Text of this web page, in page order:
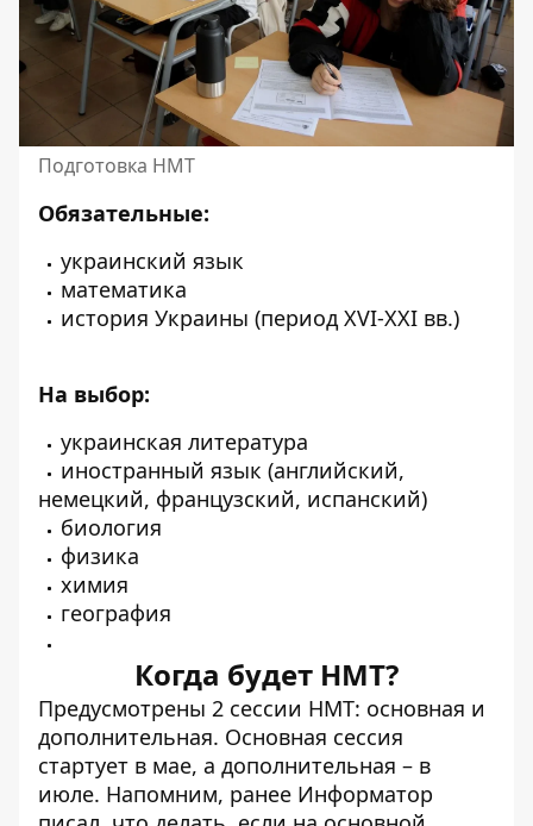
Подготовка НМТ
Обязательные:
украинский язык
математика
история Украины (период XVI-XXI вв.)
На выбор:
украинская литература
иностранный язык (английский,
немецкий, французский, испанский)
биология
физика
химия
география
Когда будет НМТ?
Предусмотрены 2 сессии НМТ: основная и
дополнительная. Основная сессия
стартует в мае, а дополнительная – в
июле. Напомним, ранее Информатор